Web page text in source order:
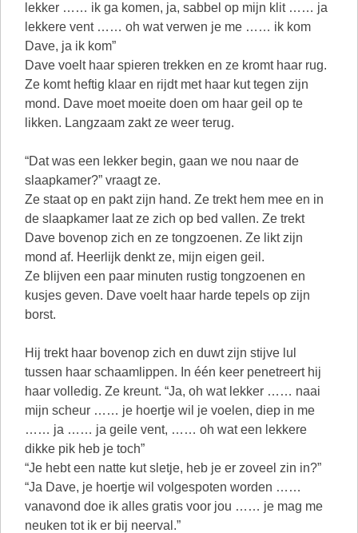
lekker …… ik ga komen, ja, sabbel op mijn klit …… ja
lekkere vent …… oh wat verwen je me …… ik kom
Dave, ja ik kom”
Dave voelt haar spieren trekken en ze kromt haar rug.
Ze komt heftig klaar en rijdt met haar kut tegen zijn
mond. Dave moet moeite doen om haar geil op te
likken. Langzaam zakt ze weer terug.
“Dat was een lekker begin, gaan we nou naar de
slaapkamer?” vraagt ze.
Ze staat op en pakt zijn hand. Ze trekt hem mee en in
de slaapkamer laat ze zich op bed vallen. Ze trekt
Dave bovenop zich en ze tongzoenen. Ze likt zijn
mond af. Heerlijk denkt ze, mijn eigen geil.
Ze blijven een paar minuten rustig tongzoenen en
kusjes geven. Dave voelt haar harde tepels op zijn
borst.
Hij trekt haar bovenop zich en duwt zijn stijve lul
tussen haar schaamlippen. In één keer penetreert hij
haar volledig. Ze kreunt. “Ja, oh wat lekker …… naai
mijn scheur …… je hoertje wil je voelen, diep in me
…… ja …… ja geile vent, …… oh wat een lekkere
dikke pik heb je toch”
“Je hebt een natte kut sletje, heb je er zoveel zin in?”
“Ja Dave, je hoertje wil volgespoten worden ……
vanavond doe ik alles gratis voor jou …… je mag me
neuken tot ik er bij neerval.”